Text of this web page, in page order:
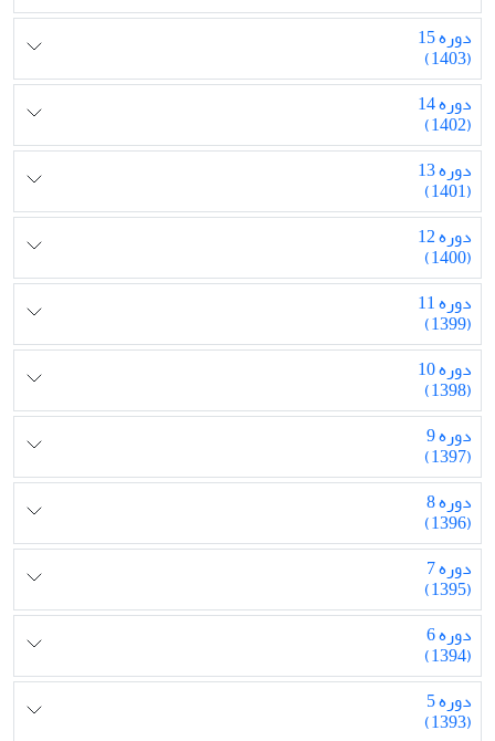
دوره 15
(1403)
دوره 14
(1402)
دوره 13
(1401)
دوره 12
(1400)
دوره 11
(1399)
دوره 10
(1398)
دوره 9
(1397)
دوره 8
(1396)
دوره 7
(1395)
دوره 6
(1394)
دوره 5
(1393)